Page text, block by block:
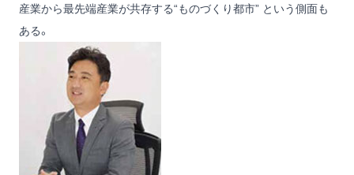
産業から最先端産業が共存する“ものづくり都市” という側面も
ある。